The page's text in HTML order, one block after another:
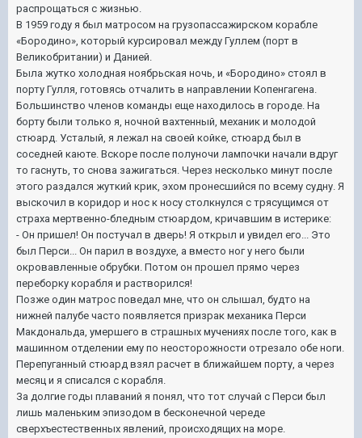
распрощаться с жизнью.
В 1959 году я был матросом на грузопассажирском корабле
«Бородино», который курсировал между Гуллем (порт в
Великобритании) и Данией.
Была жутко холодная ноябрьская ночь, и «Бородино» стоял в
порту Гулля, готовясь отчалить в направлении Копенгагена.
Большинство членов команды еще находилось в городе. На
борту были только я, ночной вахтенный, механик и молодой
стюард. Усталый, я лежал на своей койке, стюард был в
соседней каюте. Вскоре после полуночи лампочки начали вдруг
то гаснуть, то снова зажигаться. Через несколько минут после
этого раздался жуткий крик, эхом пронесшийся по всему судну. Я
выскочил в коридор и нос к носу столкнулся с трясущимся от
страха мертвенно-бледным стюардом, кричавшим в истерике:
- Он пришел! Он постучал в дверь! Я открыл и увидел его... Это
был Перси... Он парил в воздухе, а вместо ног у него были
окровавленные обрубки. Потом он прошел прямо через
переборку корабля и растворился!
Позже один матрос поведал мне, что он слышал, будто на
нижней палубе часто появляется призрак механика Перси
Макдональда, умершего в страшных мучениях после того, как в
машинном отделении ему по неосторожности отрезало обе ноги.
Перепуганный стюард взял расчет в ближайшем порту, а через
месяц и я списался с корабля.
За долгие годы плаваний я понял, что тот случай с Перси был
лишь маленьким эпизодом в бесконечной череде
сверхъестественных явлений, происходящих на море.